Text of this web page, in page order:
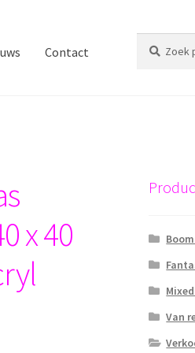
Contact
naar:
x 40
Van